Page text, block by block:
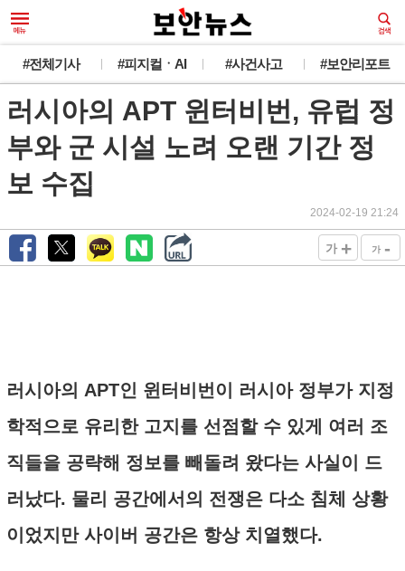
#전체기사 #피지컬ㆍAI #사건사고 #보안리포트
러시아의 APT 윈터비번, 유럽 정
부와 군 시설 노려 오랜 기간 정
보 수집
2024-02-19 21:24
가 + 가 -
러시아의 APT인 윈터비번이 러시아 정부가 지정
학적으로 유리한 고지를 선점할 수 있게 여러 조
직들을 공략해 정보를 빼돌려 왔다는 사실이 드
러났다. 물리 공간에서의 전쟁은 다소 침체 상황
이었지만 사이버 공간은 항상 치열했다.